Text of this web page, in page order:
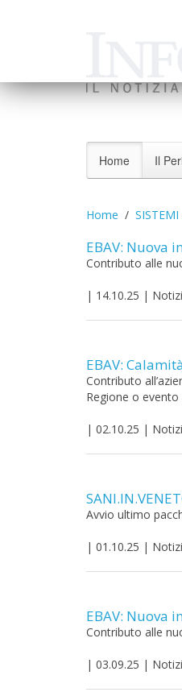
Home Il
Home SISTEMI
EBAV: Nuova
Contributo alle
| 14.10.25 |
EBAV:
Contributo
Regione o
| 02.10.25 |
Avvio ultimo
| 01.10.25 |
EBAV: Nuova
Contributo alle
| 03.09.25 |